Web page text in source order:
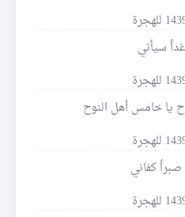
سيأتي
يا خامس أهل النوح
كفاني